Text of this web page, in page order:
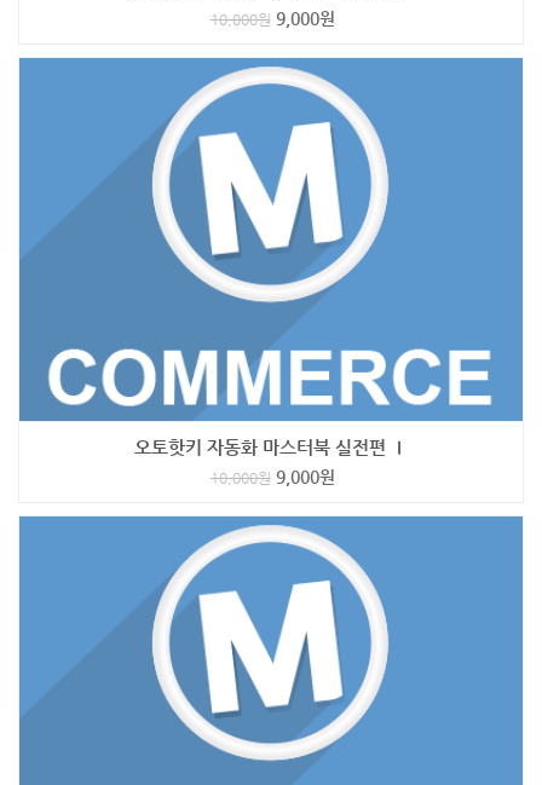
10,000원 9,000원
오토핫키 자동화 마스터북 실전편 Ⅰ
10,000원 9,000원